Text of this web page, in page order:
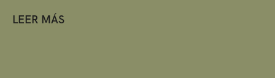
LEER MÁS